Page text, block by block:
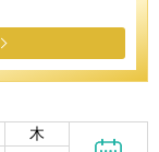
木